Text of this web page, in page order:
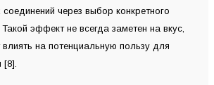
соединений через выбор конкретного
эффект не всегда заметен на вкус,
на потенциальную пользу для
[8].